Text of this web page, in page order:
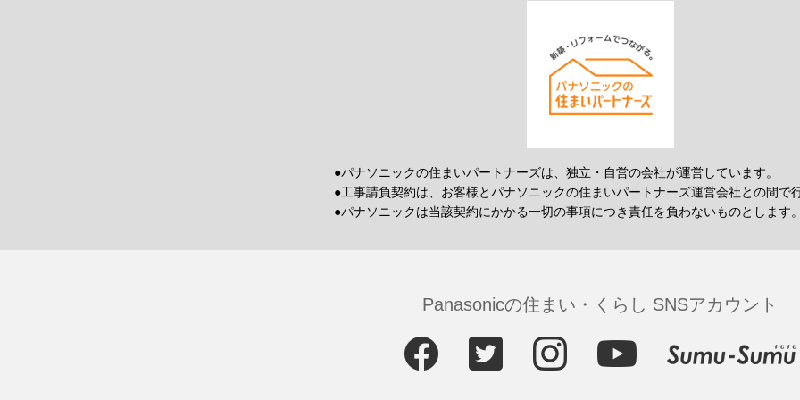
●パナソニックの住まいパートナーズは、独立・自営の会社が運営しています。
●工事請負契約は、お客様とパナソニックの住まいパートナーズ運営会社との間で
●パナソニックは当該契約にかかる一切の事項につき責任を負わないものとします。
Panasonicの住まい・くらし SNSアカウント